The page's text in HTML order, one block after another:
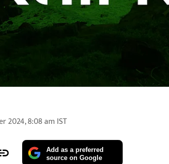
2024, 8:08 am IST
Add as a preferred
source on Google